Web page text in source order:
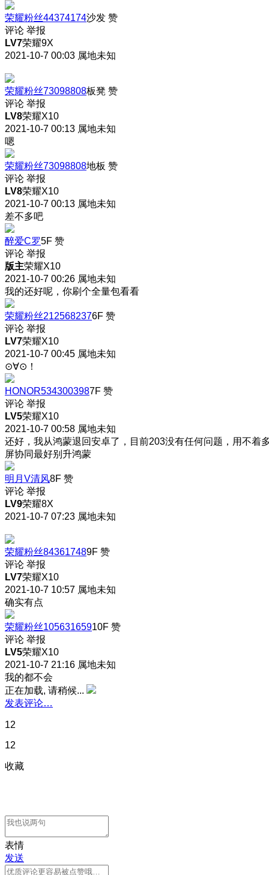
荣耀粉丝44374174沙发 赞
评论 举报
LV7荣耀9X
2021-10-7 00:03 属地未知
荣耀粉丝73098808板凳 赞
评论 举报
LV8荣耀X10
2021-10-7 00:13 属地未知
嗯
荣耀粉丝73098808地板 赞
评论 举报
LV8荣耀X10
2021-10-7 00:13 属地未知
差不多吧
醉爱C罗5F 赞
评论 举报
版主荣耀X10
2021-10-7 00:26 属地未知
我的还好呢，你刷个全量包看看
荣耀粉丝2125682376F 赞
评论 举报
LV7荣耀X10
2021-10-7 00:45 属地未知
⊙∀⊙！
HONOR5343003987F 赞
评论 举报
LV5荣耀X10
2021-10-7 00:58 属地未知
还好，我从鸿蒙退回安卓了，目前203没有任何问题，用不着
屏协同最好别升鸿蒙
明月V清风8F 赞
评论 举报
LV9荣耀8X
2021-10-7 07:23 属地未知
荣耀粉丝843617489F 赞
评论 举报
LV7荣耀X10
2021-10-7 10:57 属地未知
确实有点
荣耀粉丝10563165910F 赞
评论 举报
LV5荣耀X10
2021-10-7 21:16 属地未知
我的都不会
正在加载, 请稍候...
发表评论…
12
12
收藏
表情
发送